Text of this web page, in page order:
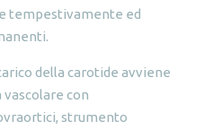
tempestivamente ed
della carotide avviene
con
strumento